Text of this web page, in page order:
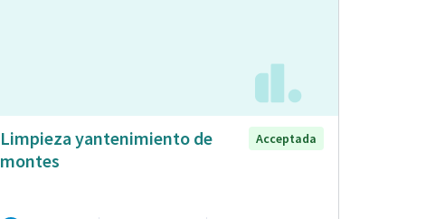
Limpieza yantenimiento de
montes
Acceptada